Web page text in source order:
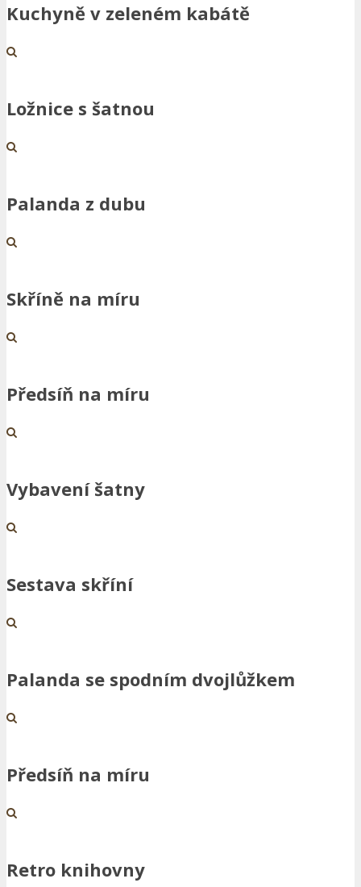
Kuchyně v zeleném kabátě
Ložnice s šatnou
Palanda z dubu
Skříně na míru
Předsíň na míru
Vybavení šatny
Sestava skříní
Palanda se spodním dvojlůžkem
Předsíň na míru
Retro knihovny